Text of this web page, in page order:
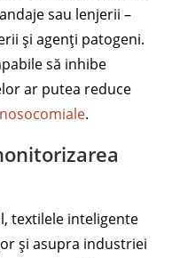
sau lenjerii –
și agenți patogeni.
să inhibe
ar putea reduce
.
textilele inteligente
și asupra industriei